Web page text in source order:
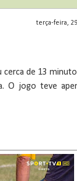
terça-feira,
de 13
O jogo teve